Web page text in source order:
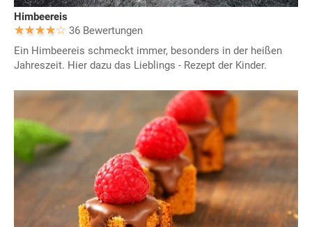
Himbeereis
36 Bewertungen
Ein Himbeereis schmeckt immer, besonders in der heißen
Jahreszeit. Hier dazu das Lieblings - Rezept der Kinder.